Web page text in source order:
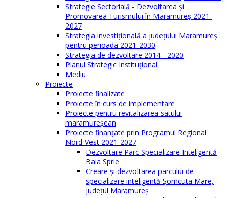
Strategie Sectorială - Dezvoltarea și
Promovarea Turismului în Maramureș 2021-
2027
Strategia investiţională a județului Maramureș
pentru perioada 2021-2030
Strategia de dezvoltare 2014 - 2020
Planul Strategic Instituţional
Mediu
Proiecte
Proiecte finalizate
Proiecte în curs de implementare
Proiecte pentru revitalizarea satului
maramureşean
Proiecte finanțate prin Programul Regional
Nord-Vest 2021-2027
Dezvoltare Parc Specializare Inteligentă
Baia Sprie
Creare și dezvoltarea parcului de
specializare inteligentă Șomcuta Mare,
județul Maramureș